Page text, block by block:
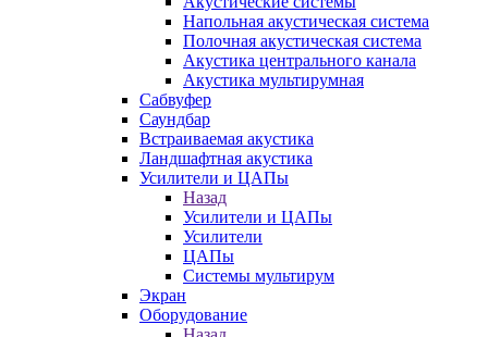
Напольная акустическая система
Полочная акустическая система
Акустика центрального канала
Акустика мультирумная
Сабвуфер
Саундбар
Встраиваемая акустика
Ландшафтная акустика
Усилители и ЦАПы
Назад
Усилители и ЦАПы
Усилители
ЦАПы
Системы мультирум
Экран
Оборудование